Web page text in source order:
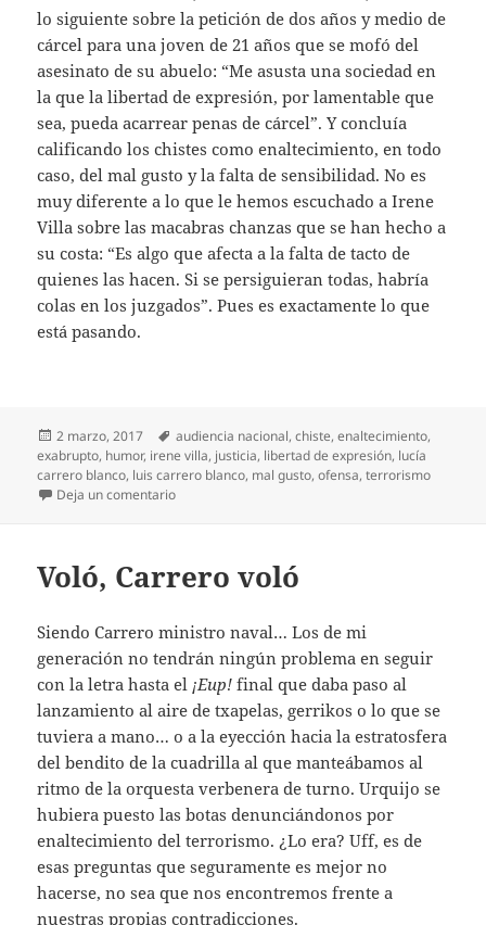
lo siguiente sobre la petición de dos años y medio de
cárcel para una joven de 21 años que se mofó del
asesinato de su abuelo: “Me asusta una sociedad en
la que la libertad de expresión, por lamentable que
sea, pueda acarrear penas de cárcel”. Y concluía
calificando los chistes como enaltecimiento, en todo
caso, del mal gusto y la falta de sensibilidad. No es
muy diferente a lo que le hemos escuchado a Irene
Villa sobre las macabras chanzas que se han hecho a
su costa: “Es algo que afecta a la falta de tacto de
quienes las hacen. Si se persiguieran todas, habría
colas en los juzgados”. Pues es exactamente lo que
está pasando.
Publicado
el
2 marzo, 2017 Etiquetas
audiencia nacional,chiste,enaltecimiento,
exabrupto, humor, irene villa, justicia, libertad de expresión, lucía
carrero blanco, luis carrero blanco, mal gusto,ofensa,terrorismo
Deja un comentarioen Enaltecimientos o así
Voló, Carrero voló
Siendo Carrero ministro naval… Los de mi
generación no tendrán ningún problema en seguir
con la letra hasta el ¡Eup! final que daba paso al
lanzamiento al aire de txapelas, gerrikos o lo que se
tuviera a mano… o a la eyección hacia la estratosfera
del bendito de la cuadrilla al que manteábamos al
ritmo de la orquesta verbenera de turno. Urquijo se
hubiera puesto las botas denunciándonos por
enaltecimiento del terrorismo. ¿Lo era? Uff, es de
esas preguntas que seguramente es mejor no
hacerse, no sea que nos encontremos frente a
nuestras propias contradicciones.